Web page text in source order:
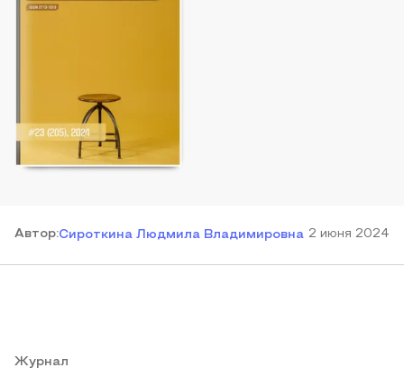
Автор:Сироткина Людмила Владимировна 2 июня 2024
Журнал